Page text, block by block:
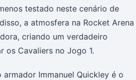
testado neste cenário de
a atmosfera na Rocket Arena
criando um verdadeiro
os Cavaliers no Jogo 1.
Immanuel Quickley é o